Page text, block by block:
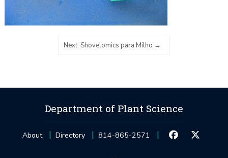
Next: Shovelomics para Milho
Department of Plant Science
About Directory 814-865-2571